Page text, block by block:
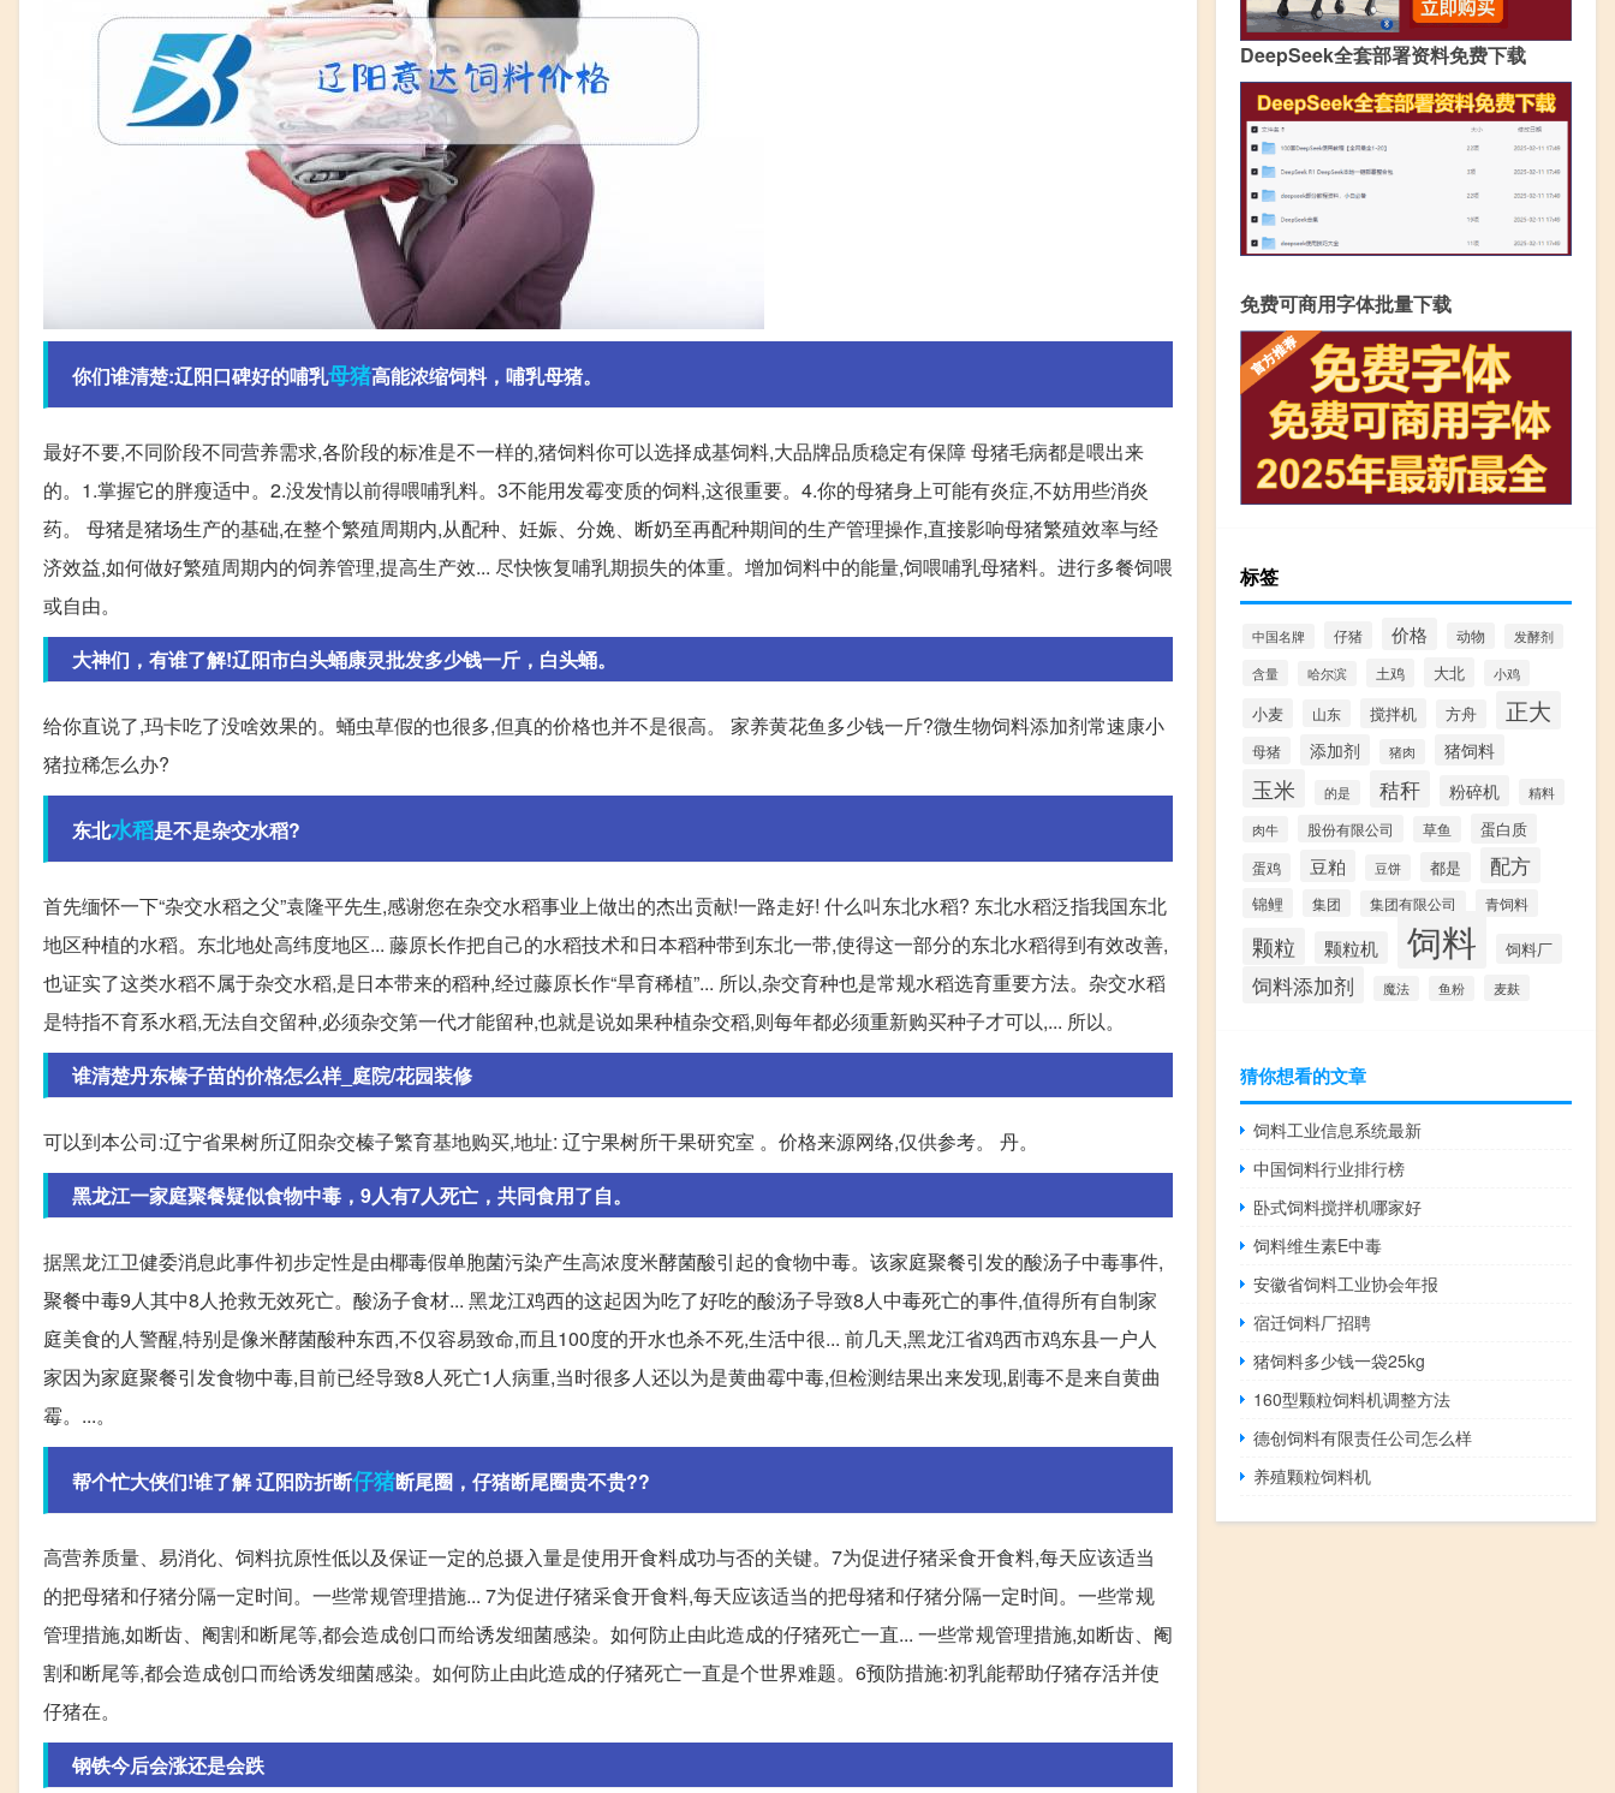
你们谁清楚:辽阳口碑好的哺乳母猪高能浓缩饲料，哺乳母猪。
最好不要,不同阶段不同营养需求,各阶段的标准是不一样的,猪饲料你可以选择成基饲料,大品牌品质稳定有保障 母猪毛病都是喂出来
的。1.掌握它的胖瘦适中。2.没发情以前得喂哺乳料。3不能用发霉变质的饲料,这很重要。4.你的母猪身上可能有炎症,不妨用些消炎
药。 母猪是猪场生产的基础,在整个繁殖周期内,从配种、妊娠、分娩、断奶至再配种期间的生产管理操作,直接影响母猪繁殖效率与经
济效益,如何做好繁殖周期内的饲养管理,提高生产效... 尽快恢复哺乳期损失的体重。增加饲料中的能量,饲喂哺乳母猪料。进行多餐饲喂
或自由。
大神们，有谁了解!辽阳市白头蛹康灵批发多少钱一斤，白头蛹。
给你直说了,玛卡吃了没啥效果的。蛹虫草假的也很多,但真的价格也并不是很高。 家养黄花鱼多少钱一斤?微生物饲料添加剂常速康小
猪拉稀怎么办?
东北水稻是不是杂交水稻?
首先缅怀一下“杂交水稻之父”袁隆平先生,感谢您在杂交水稻事业上做出的杰出贡献!一路走好! 什么叫东北水稻? 东北水稻泛指我国东北
地区种植的水稻。东北地处高纬度地区... 藤原长作把自己的水稻技术和日本稻种带到东北一带,使得这一部分的东北水稻得到有效改善,
也证实了这类水稻不属于杂交水稻,是日本带来的稻种,经过藤原长作“旱育稀植”... 所以,杂交育种也是常规水稻选育重要方法。杂交水稻
是特指不育系水稻,无法自交留种,必须杂交第一代才能留种,也就是说如果种植杂交稻,则每年都必须重新购买种子才可以,... 所以。
谁清楚丹东榛子苗的价格怎么样_庭院/花园装修
可以到本公司:辽宁省果树所辽阳杂交榛子繁育基地购买,地址: 辽宁果树所干果研究室 。价格来源网络,仅供参考。 丹。
黑龙江一家庭聚餐疑似食物中毒，9人有7人死亡，共同食用了自。
据黑龙江卫健委消息此事件初步定性是由椰毒假单胞菌污染产生高浓度米酵菌酸引起的食物中毒。该家庭聚餐引发的酸汤子中毒事件,
聚餐中毒9人其中8人抢救无效死亡。酸汤子食材... 黑龙江鸡西的这起因为吃了好吃的酸汤子导致8人中毒死亡的事件,值得所有自制家
庭美食的人警醒,特别是像米酵菌酸种东西,不仅容易致命,而且100度的开水也杀不死,生活中很... 前几天,黑龙江省鸡西市鸡东县一户人
家因为家庭聚餐引发食物中毒,目前已经导致8人死亡1人病重,当时很多人还以为是黄曲霉中毒,但检测结果出来发现,剧毒不是来自黄曲
霉。...。
帮个忙大侠们!谁了解 辽阳防折断仔猪断尾圈，仔猪断尾圈贵不贵??
高营养质量、易消化、饲料抗原性低以及保证一定的总摄入量是使用开食料成功与否的关键。7为促进仔猪采食开食料,每天应该适当
的把母猪和仔猪分隔一定时间。一些常规管理措施... 7为促进仔猪采食开食料,每天应该适当的把母猪和仔猪分隔一定时间。一些常规
管理措施,如断齿、阉割和断尾等,都会造成创口而给诱发细菌感染。如何防止由此造成的仔猪死亡一直... 一些常规管理措施,如断齿、阉
割和断尾等,都会造成创口而给诱发细菌感染。如何防止由此造成的仔猪死亡一直是个世界难题。6预防措施:初乳能帮助仔猪存活并使
仔猪在。
钢铁今后会涨还是会跌
DeepSeek全套部署资料免费下载
免费可商用字体批量下载
标签
中国名牌 仔猪 价格 动物 发酵剂
含量 哈尔滨 土鸡 大北 小鸡
小麦 山东 搅拌机 方舟 正大
母猪 添加剂 猪肉 猪饲料
玉米 的是 秸秆 粉碎机
精料
肉牛
股份有限公司 草鱼 蛋白质
蛋鸡 豆粕 豆饼 都是 配方
锦鲤 集团 集团有限公司 青饲料
颗粒 颗粒机 饲料 饲料厂
饲料添加剂 魔法 鱼粉 麦麸
猜你想看的文章
饲料工业信息系统最新
中国饲料行业排行榜
卧式饲料搅拌机哪家好
饲料维生素E中毒
安徽省饲料工业协会年报
宿迁饲料厂招聘
猪饲料多少钱一袋25kg
160型颗粒饲料机调整方法
德创饲料有限责任公司怎么样
养殖颗粒饲料机